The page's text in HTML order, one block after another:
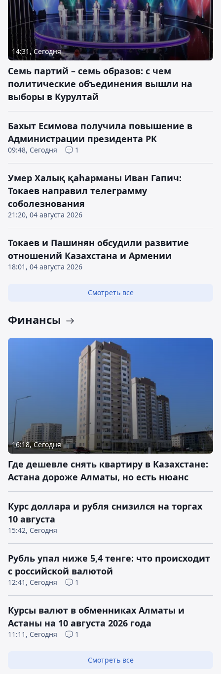
14:31, Сегодня
Семь партий – семь образов: с чем
политические объединения вышли на
выборы в Курултай
Бахыт Есимова получила повышение в
Администрации президента РК
09:48, Сегодня 1
Умер Халық қаһарманы Иван Гапич:
Токаев направил телеграмму
соболезнования
21:20, 04 августа 2026
Токаев и Пашинян обсудили развитие
отношений Казахстана и Армении
18:01, 04 августа 2026
Смотреть все
Финансы
16:18, Сегодня
Где дешевле снять квартиру в Казахстане:
Астана дороже Алматы, но есть нюанс
Курс доллара и рубля снизился на торгах
10 августа
15:42, Сегодня
Рубль упал ниже 5,4 тенге: что происходит
с российской валютой
12:41, Сегодня 1
Курсы валют в обменниках Алматы и
Астаны на 10 августа 2026 года
11:11, Сегодня 1
Смотреть все